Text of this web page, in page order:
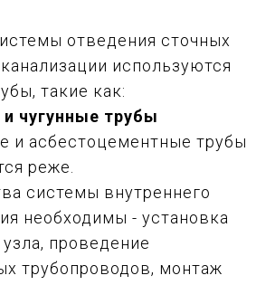
отведения сточных
используются
такие как:
чугунные трубы
и асбестоцементные трубы
реже.
системы внутреннего
необходимы - установка
проведение
трубопроводов, монтаж